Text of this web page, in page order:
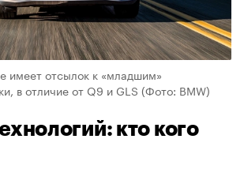
имеет отсылок к «младшим»
в отличие от Q9 и GLS (Фото: BMW)
кто кого